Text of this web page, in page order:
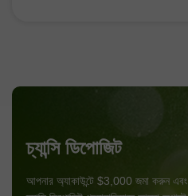
চ্যান্সি ডিপোজিট
আপনার অ্যাকাউন্টে $3,000 জমা করুন এবং